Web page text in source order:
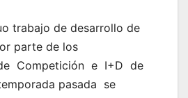
trabajo de desarrollo de
parte de los
Competición e I+D de
pasada se